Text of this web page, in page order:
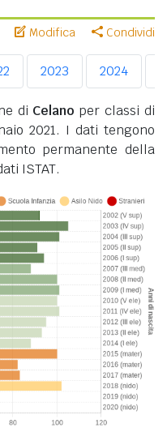
Modifica Condividi
2023 2024
di Celano per classi di
2021. I dati tengono
permanente della
ISTAT.